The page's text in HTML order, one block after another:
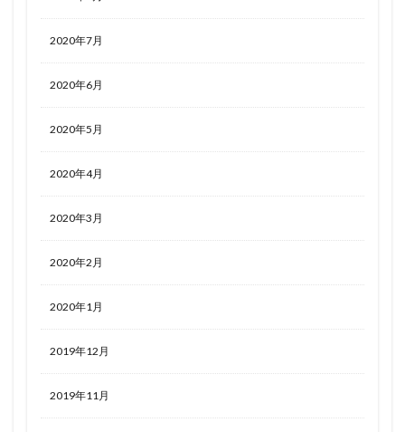
2020年7月
2020年6月
2020年5月
2020年4月
2020年3月
2020年2月
2020年1月
2019年12月
2019年11月